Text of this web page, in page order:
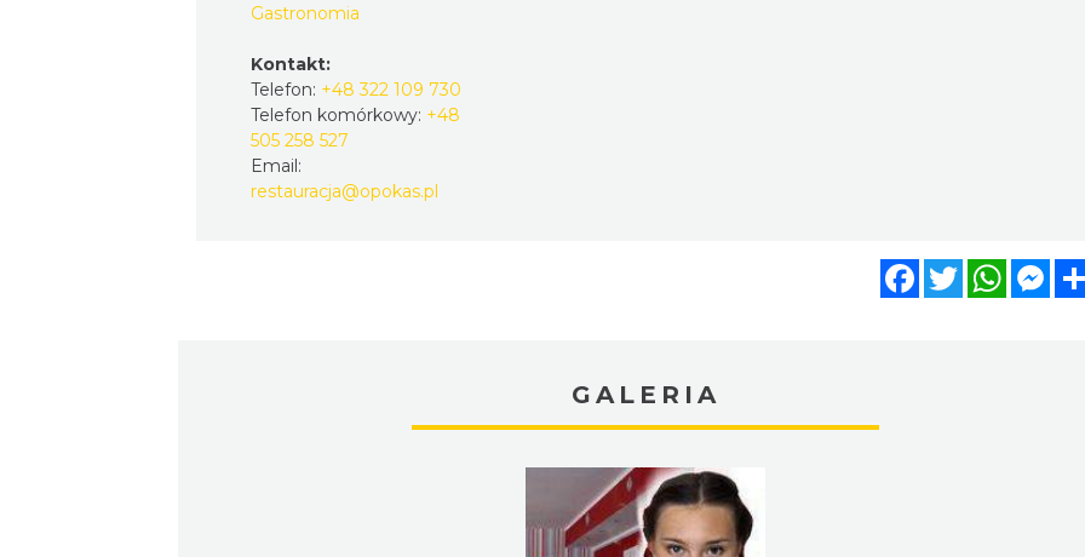
Gastronomia
Kontakt:
Telefon: +48 322 109 730
Telefon komórkowy: +48
505 258 527
Email:
restauracja@opokas.pl
FacebookTwitter
GALERIA